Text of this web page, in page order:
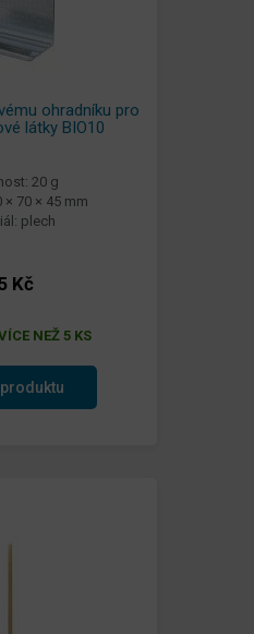
ohradníku pro
látky BIO10
20 g
× 70 × 45 mm
plech
Kč
NEŽ 5 KS